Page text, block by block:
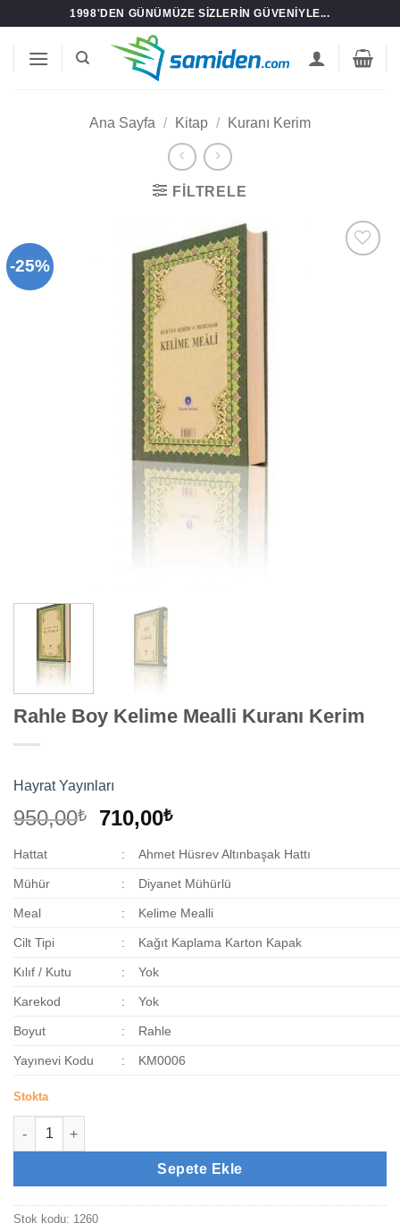
1998'DEN GÜNÜMÜZE SIZLERIN GÜVENIYLE...
Ana Sayfa / Kitap / Kuranı Kerim
FILTRELE
-25%
Rahle Boy Kelime Mealli Kuranı Kerim
Hayrat Yayınları
950,00₺
Orijinal
950,00₺.
710,00₺Şu
fiyat:
710,00₺.
Hattat : Ahmet Hüsrev Altınbaşak Hattı
Mühür : Diyanet Mühürlü
Meal : Kelime Mealli
Cilt Tipi : Kağıt Kaplama Karton Kapak
Kılıf / Kutu : Yok
Karekod : Yok
Boyut : Rahle
Yayınevi Kodu : KM0006
Stokta
Rahle Boy Kelime Mealli Kuranı Kerim adet
Sepete Ekle
Stok kodu: 1260